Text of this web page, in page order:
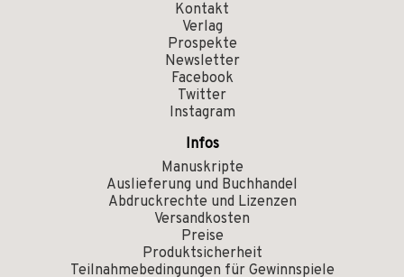
Kontakt
Verlag
Prospekte
Newsletter
Facebook
Twitter
Instagram
Infos
Manuskripte
Auslieferung und Buchhandel
Abdruckrechte und Lizenzen
Versandkosten
Preise
Produktsicherheit
Teilnahmebedingungen für Gewinnspiele